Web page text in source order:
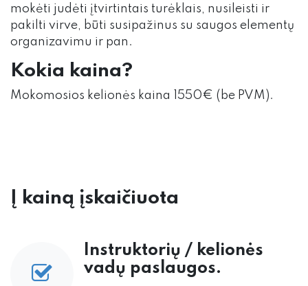
mokėti judėti įtvirtintais turėklais, nusileisti ir
pakilti virve, būti susipažinus su saugos elementų
organizavimu ir pan.
Kokia kaina?
Mokomosios kelionės kaina 1550€ (be PVM).
Į kainą įskaičiuota
Instruktorių / kelionės
vadų paslaugos.